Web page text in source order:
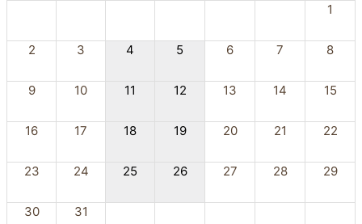
1
2 3 4 5 6 7 8
9 10 11 12 13 14 15
16 17 18 19 20 21 22
23 24 25 26 27 28 29
30 31